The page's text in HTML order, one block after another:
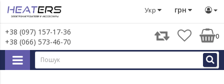
грн
Укр
+38 (097) 157-17-36
+38 (066) 573-46-70
0
Запчастини для великої побутової техніки Запчастини